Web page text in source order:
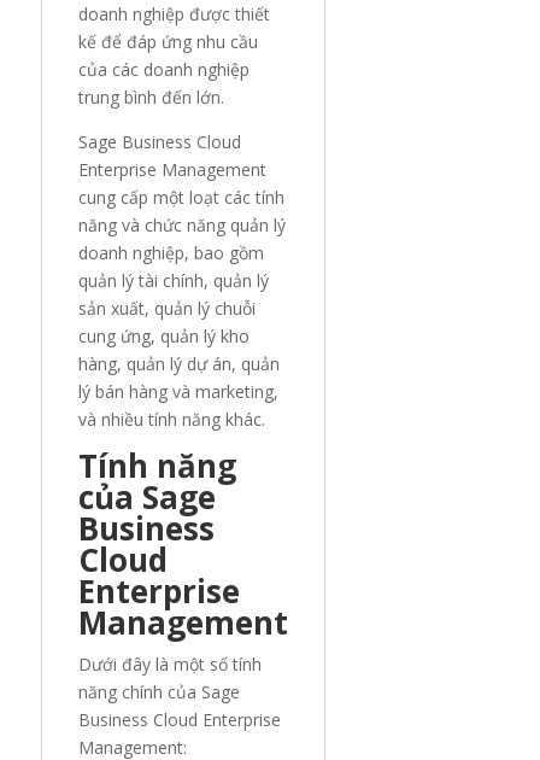
doanh nghiệp được thiết
kế để đáp ứng nhu cầu
của các doanh nghiệp
trung bình đến lớn.
Sage Business Cloud
Enterprise Management
cung cấp một loạt các tính
năng và chức năng quản lý
doanh nghiệp, bao gồm
quản lý tài chính, quản lý
sản xuất, quản lý chuỗi
cung ứng, quản lý kho
hàng, quản lý dự án, quản
lý bán hàng và marketing,
và nhiều tính năng khác.
Tính năng
của Sage
Business
Cloud
Enterprise
Management
Dưới đây là một số tính
năng chính của Sage
Business Cloud Enterprise
Management: